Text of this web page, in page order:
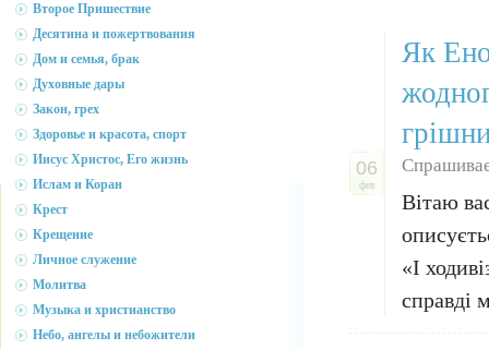
Второе Пришествие
Десятина и пожертвования
Дом и семья, брак
Духовные дары
Закон, грех
Здоровье и красота, спорт
Иисус Христос, Его жизнь
Ислам и Коран
Крест
Крещение
Личное служение
Молитва
Музыка и христианство
Небо, ангелы и небожители
06
фев
Як
Вітаю
«І
справді